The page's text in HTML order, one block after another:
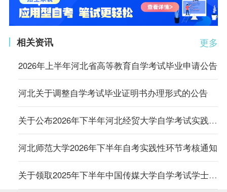
更多
相关资讯
2026年上半年河北省高等教育自学考试毕业申请公告
河北关于调整自学考试毕业证明书办理形式的公告
关于公布2026年下半年河北经贸大学自学考试实践性环节考核工作安排的通知
河北师范大学2026年下半年自考实践性环节考核通知
关于领取2025年下半年中国传媒大学自学考试学士学位证书的通知